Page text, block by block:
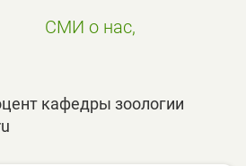
СМИ о нас,
кафедры зоологии